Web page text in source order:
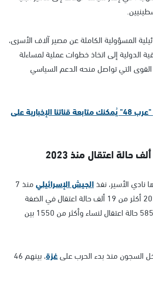
المسؤولية الكاملة عن مصير آلاف الأسرى،
الدولية إلى اتخاذ خطوات عملية لمساءلة
التي تواصل منحه الدعم السياسي
ولمتابعة كل ما يخص "عرب 48" يُمكنك متابعة قناتنا الإخبارية على
الأسير، نفذالجيش الإسرائيلي
منذ 7
أكتوبر/تشرين الأول 2023 أكثر من 19 ألف حالة اعتقال في الضفة
الغربية والقدس، بينها 585 حالة اعتقال لنساء وأكثر من 1550 بين
غزة
، بينهم 46